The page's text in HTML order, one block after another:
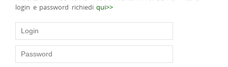
login e password richiediqui>>